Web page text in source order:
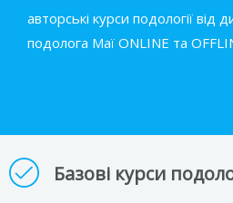
авторські курси подології від
подолога Маї ONLINE та
Базові курси